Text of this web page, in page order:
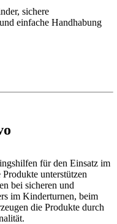
sichere
einfache Handhabung
für den Einsatz im
unterstützen
bei sicheren und
im Kinderturnen, beim
die Produkte durch